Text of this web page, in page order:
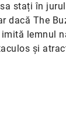
stați în
dacă The
imită lemnul
și